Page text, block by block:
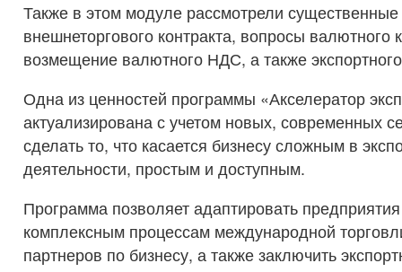
Также в этом модуле рассмотрели
внешнеторгового контракта, вопросы валютного
возмещение валютного НДС, а также
Одна из ценностей программы «Акселератор
актуализирована с учетом новых, современных
сделать то, что касается бизнесу сложным в
деятельности, простым и доступным.
Программа позволяет адаптировать
комплексным процессам международной
партнеров по бизнесу, а также заключить